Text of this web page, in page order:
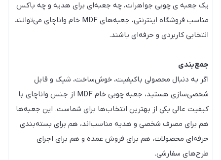
یک جعبه ی چوبی جواهرات، چه جعبه‌ای برای هدیه و چه باکس
مناسب فروشگاه اینترنتی، جعبه‌های MDF خام واناچای می‌توانند
انتخابی کاربردی و حرفه‌ای باشند.
جمع‌بندی
اگر به دنبال محصولی باکیفیت، خوش‌ساخت، شیک و قابل
شخصی‌سازی هستید، جعبه چوبی خام MDF از جنس واناچای با
کیفیت عالی یکی از بهترین انتخاب‌ها برای شماست. این جعبه‌ها
هم برای مصرف شخصی و هدیه مناسب‌اند، هم برای بسته‌بندی
حرفه‌ای محصولات، هم برای فروش عمده و هم برای اجرای
طرح‌های سفارشی.